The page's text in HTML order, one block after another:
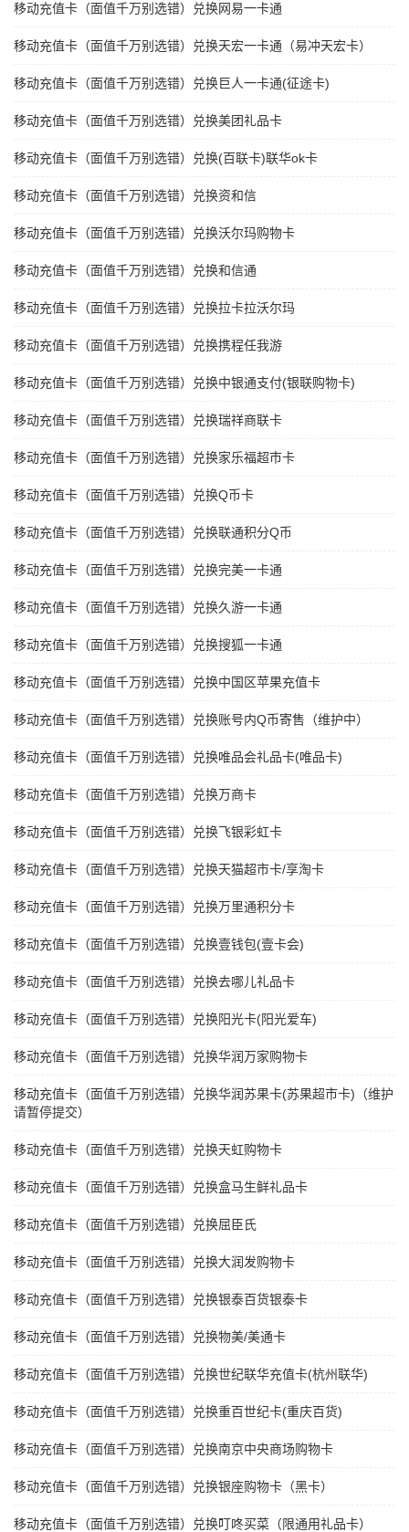
移动充值卡（面值千万别选错）兑换网易一卡通
移动充值卡（面值千万别选错）兑换天宏一卡通（易冲天宏卡）
移动充值卡（面值千万别选错）兑换巨人一卡通(征途卡)
移动充值卡（面值千万别选错）兑换美团礼品卡
移动充值卡（面值千万别选错）兑换(百联卡)联华ok卡
移动充值卡（面值千万别选错）兑换资和信
移动充值卡（面值千万别选错）兑换沃尔玛购物卡
移动充值卡（面值千万别选错）兑换和信通
移动充值卡（面值千万别选错）兑换拉卡拉沃尔玛
移动充值卡（面值千万别选错）兑换携程任我游
移动充值卡（面值千万别选错）兑换中银通支付(银联购物卡)
移动充值卡（面值千万别选错）兑换瑞祥商联卡
移动充值卡（面值千万别选错）兑换家乐福超市卡
移动充值卡（面值千万别选错）兑换Q币卡
移动充值卡（面值千万别选错）兑换联通积分Q币
移动充值卡（面值千万别选错）兑换完美一卡通
移动充值卡（面值千万别选错）兑换久游一卡通
移动充值卡（面值千万别选错）兑换搜狐一卡通
移动充值卡（面值千万别选错）兑换中国区苹果充值卡
移动充值卡（面值千万别选错）兑换账号内Q币寄售（维护中）
移动充值卡（面值千万别选错）兑换唯品会礼品卡(唯品卡)
移动充值卡（面值千万别选错）兑换万商卡
移动充值卡（面值千万别选错）兑换飞银彩虹卡
移动充值卡（面值千万别选错）兑换天猫超市卡/享淘卡
移动充值卡（面值千万别选错）兑换万里通积分卡
移动充值卡（面值千万别选错）兑换壹钱包(壹卡会)
移动充值卡（面值千万别选错）兑换去哪儿礼品卡
移动充值卡（面值千万别选错）兑换阳光卡(阳光爱车)
移动充值卡（面值千万别选错）兑换华润万家购物卡
移动充值卡（面值千万别选错）兑换华润苏果卡(苏果超市卡)（维护
请暂停提交）
移动充值卡（面值千万别选错）兑换天虹购物卡
移动充值卡（面值千万别选错）兑换盒马生鲜礼品卡
移动充值卡（面值千万别选错）兑换屈臣氏
移动充值卡（面值千万别选错）兑换大润发购物卡
移动充值卡（面值千万别选错）兑换银泰百货银泰卡
移动充值卡（面值千万别选错）兑换物美/美通卡
移动充值卡（面值千万别选错）兑换世纪联华充值卡(杭州联华)
移动充值卡（面值千万别选错）兑换重百世纪卡(重庆百货)
移动充值卡（面值千万别选错）兑换南京中央商场购物卡
移动充值卡（面值千万别选错）兑换银座购物卡（黑卡）
移动充值卡（面值千万别选错）兑换叮咚买菜（限通用礼品卡）